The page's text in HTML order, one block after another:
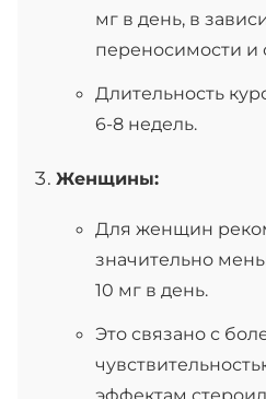
мг в день, в
переносимости и
Длительность
6-8 недель.
Женщины:
Для женщин
значительно
10 мг в день.
Это связано с